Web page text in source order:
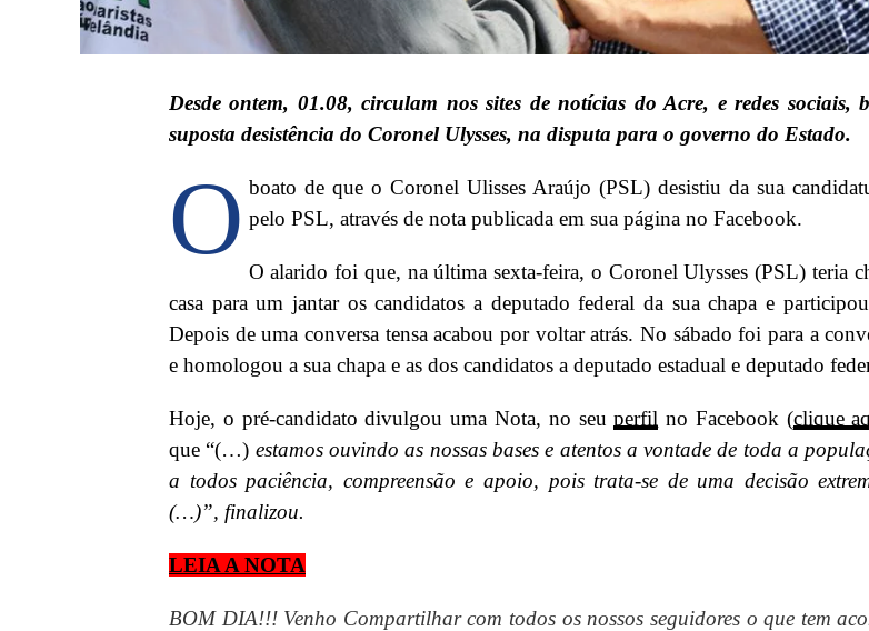
Desde ontem, 01.08, circulam nos sites de notícias do Acre, e redes sociais,
suposta desistência do Coronel Ulysses, na disputa para o governo do Estado.
O boato de que o Coronel Ulisses Araújo (PSL) desistiu da sua
pelo PSL, através de nota publicada em sua página no Facebook.
O alarido foi que, na última sexta-feira, o Coronel Ulysses (PSL) teria
casa para um jantar os candidatos a deputado federal da sua chapa e
Depois de uma conversa tensa acabou por voltar atrás. No sábado foi para a
e homologou a sua chapa e as dos candidatos a deputado estadual e deputado
Hoje, o pré-candidato divulgou uma Nota, no seuperfil no Facebook (clique
que “(…) estamos ouvindo as nossas bases e atentos a vontade de toda a
a todos paciência, compreensão e apoio, pois trata-se de uma decisão
(…)”, finalizou.
LEIA A NOTA
BOM DIA!!! Venho Compartilhar com todos os nossos seguidores o que tem